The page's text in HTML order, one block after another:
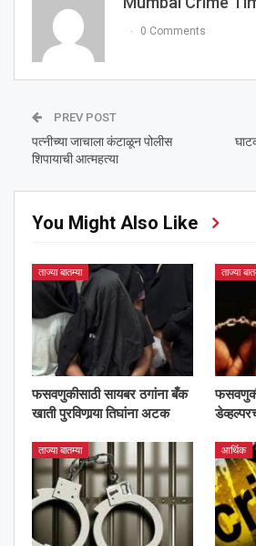
0 Comments
PREV POST
पत्नीच्या जाचाला कंटाळून पोलीस
शिपायाची आत्महत्या
You Might Also Like
ताज्या बातम्या
फसवणुकीसाठी सायबर ठगांना बँक
खाती पुरविणार्‍या तिघांना अटक
ताज्या
ताज्या बातम्या आर्थिक